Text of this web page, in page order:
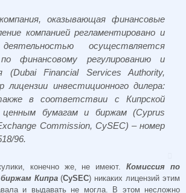
оказывающая финансовые
компанией регламентировано и
осуществляется
финансовому регулированию и
(Dubai Financial Services Authority,
лицензии инвестиционного дилера:
в соответствии с Кипрской
ценным бумагам и биржам (Cyprus
Commission, CySEC) – номер
96.
конечно же, не имеют.Комиссия по
Кипра(CySEC) никаких лицензий этим
и выдавать не могла. В этом несложно